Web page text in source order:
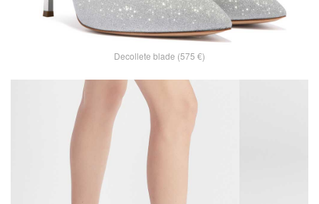
Decollete blade (575 €)